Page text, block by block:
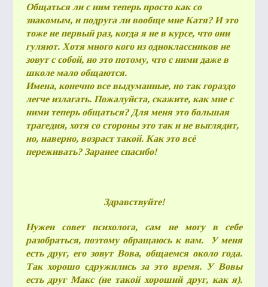
Общаться ли с ним теперь просто как со
знакомым, и подруга ли вообще мне Катя? И это
тоже не первый раз, когда я не в курсе, что они
гуляют. Хотя много кого из одноклассников не
зовут с собой, но это потому, что с ними даже в
школе мало общаются.
Имена, конечно все выдуманные, но так гораздо
легче излагать. Пожалуйста, скажите, как мне с
ними теперь общаться? Для меня это большая
трагедия, хотя со стороны это так и не выглядит,
но, наверно, возраст такой. Как это всё
переживать? Заранее спасибо!
Здравствуйте!
Нужен совет психолога, сам не могу в себе
разобраться, поэтому обращаюсь к вам. У меня
есть друг, его зовут Вова, общаемся около года.
Так хорошо сдружились за это время. У Вовы
есть друг Макс (не такой хороший друг, как я).